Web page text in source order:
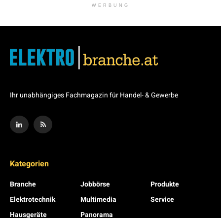
WERBUNG
Ihr unabhängiges Fachmagazin für Handel- & Gewerbe
Kategorien
Branche
Elektrotechnik
Hausgeräte
Jobbörse
Multimedia
Panorama
Produkte
Service